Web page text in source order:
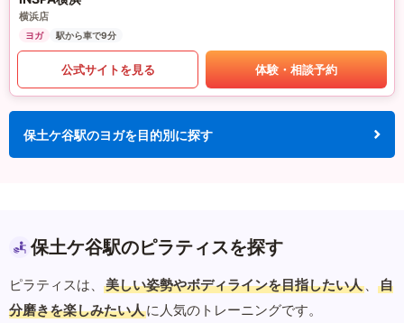
横浜店
ヨガ 駅から車で9分
公式サイトを見る 体験・相談予約
保土ケ谷駅のヨガを目的別に探す
保土ケ谷駅のピラティスを探す
ピラティスは、 美しい姿勢やボディラインを目指したい人 、
自
分磨きを楽しみたい人に人気のトレーニングです。